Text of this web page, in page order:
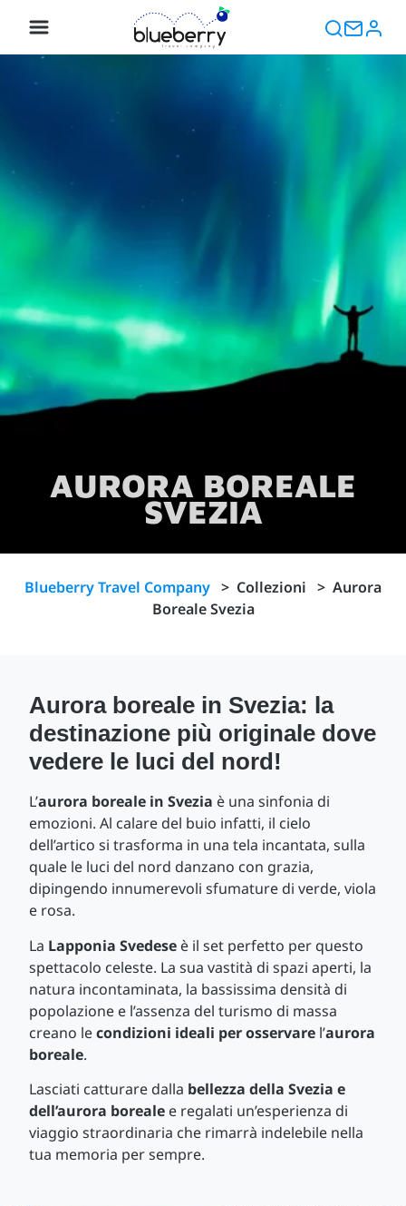
AURORA BOREALE
SVEZIA
Blueberry Travel Company > Collezioni > Aurora
Boreale Svezia
Aurora boreale in Svezia: la
destinazione più originale dove
vedere le luci del nord!
L’aurora boreale in Svezia è una sinfonia di
emozioni. Al calare del buio infatti, il cielo
dell’artico si trasforma in una tela incantata, sulla
quale le luci del nord danzano con grazia,
dipingendo innumerevoli sfumature di verde, viola
e rosa.
La Lapponia Svedese è il set perfetto per questo
spettacolo celeste. La sua vastità di spazi aperti, la
natura incontaminata, la bassissima densità di
popolazione e l’assenza del turismo di massa
creano lecondizioni ideali per osservare l’aurora
boreale.
Lasciati catturare dalla bellezza della Svezia e
dell’aurora boreale e regalati un’esperienza di
viaggio straordinaria che rimarrà indelebile nella
tua memoria per sempre.